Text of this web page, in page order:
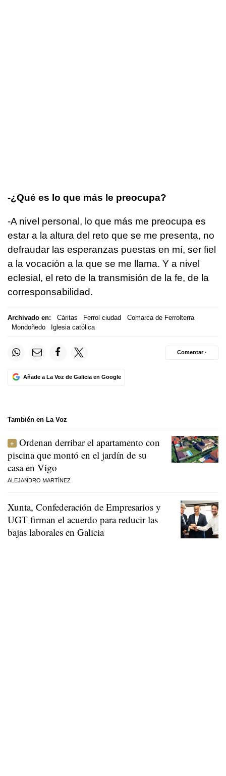
-¿Qué es lo que más le preocupa?
-A nivel personal, lo que más me preocupa es
estar a la altura del reto que se me presenta, no
defraudar las esperanzas puestas en mí, ser fiel
a la vocación a la que se me llama. Y a nivel
eclesial, el reto de la transmisión de la fe, de la
corresponsabilidad.
Archivado en: Cáritas Ferrol ciudad
Comarca de Ferrolterra
Mondoñedo
Iglesia católica
Añade a La Voz de Galicia en Google
Comentar ·
También en La Voz
Ordenan derribar el apartamento con
piscina que montó en el jardín de su
casa en Vigo
ALEJANDRO MARTÍNEZ
Xunta, Confederación de Empresarios y
UGT firman el acuerdo para reducir las
bajas laborales en Galicia